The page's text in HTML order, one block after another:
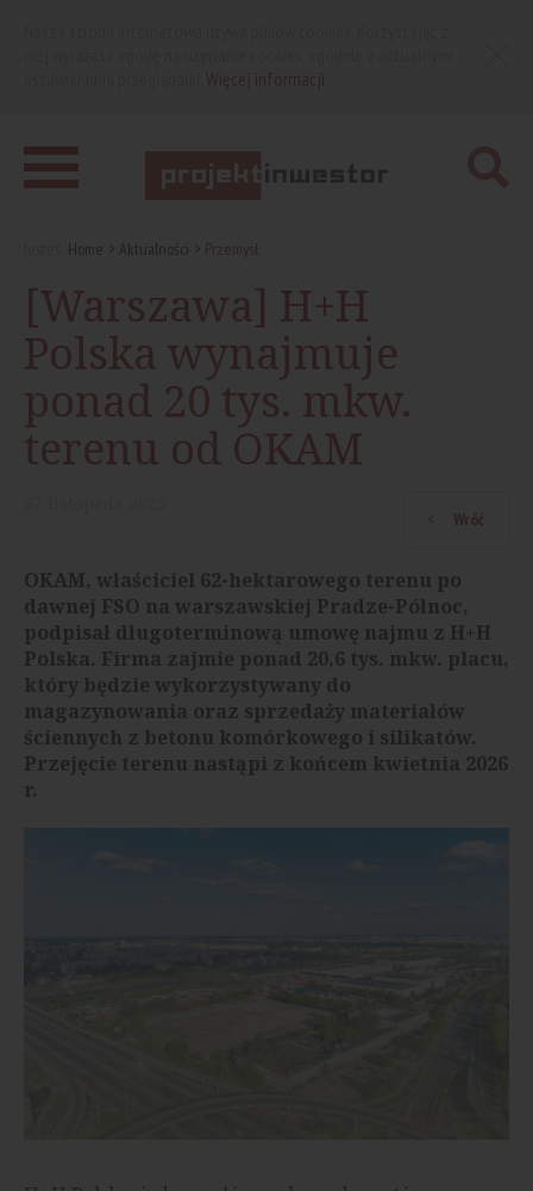
Home Aktualności Przemysł
[Warszawa] H+H
Polska wynajmuje
ponad 20 tys. mkw.
terenu od OKAM
Wróć
OKAM, właściciel 62-hektarowego terenu po
dawnej FSO na warszawskiej Pradze-Północ,
podpisał długoterminową umowę najmu z H+H
Polska. Firma zajmie ponad 20,6 tys. mkw. placu,
który będzie wykorzystywany do
magazynowania oraz sprzedaży materiałów
ściennych z betonu komórkowego i silikatów.
Przejęcie terenu nastąpi z końcem kwietnia 2026
r.